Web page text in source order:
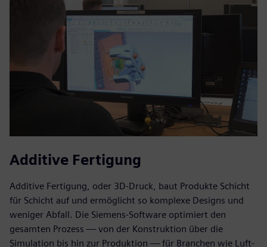
Additive Fertigung
Additive Fertigung, oder 3D-Druck, baut Produkte Schicht
für Schicht auf und ermöglicht so komplexe Designs und
weniger Abfall. Die Siemens-Software optimiert den
gesamten Prozess — von der Konstruktion über die
Simulation bis hin zur Produktion — für Branchen wie Luft-